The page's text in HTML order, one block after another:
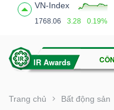
VN-Index
1768.06 3.28 0.19%
Trang chủ Bất động sản
Tính
(-)
VIETSTOCK